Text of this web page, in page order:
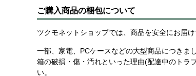
ご購入商品の梱包について
ツクモネットショップでは、商品を安全にお届
一部、家電、PCケースなどの大型商品につきま
箱の破損・傷・汚れといった理由(配達中のトラ
い。